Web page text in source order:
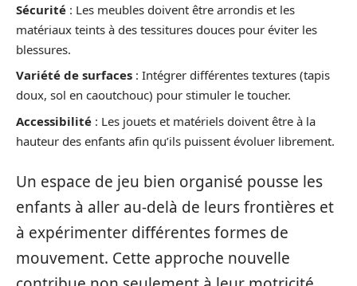
Sécurité : Les meubles doivent être arrondis et les
matériaux teints à des tessitures douces pour éviter les
blessures.
Variété de surfaces : Intégrer différentes textures (tapis
doux, sol en caoutchouc) pour stimuler le toucher.
Accessibilité : Les jouets et matériels doivent être à la
hauteur des enfants afin qu’ils puissent évoluer librement.
Un espace de jeu bien organisé pousse les
enfants à aller au-delà de leurs frontières et
à expérimenter différentes formes de
mouvement. Cette approche nouvelle